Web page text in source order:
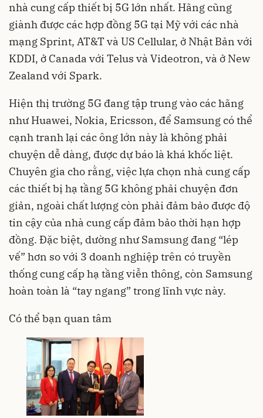
nhà cung cấp thiết bị 5G lớn nhất. Hãng cũng
giành được các hợp đồng 5G tại Mỹ với các nhà
mạng Sprint, AT&T và US Cellular, ở Nhật Bản với
KDDI, ở Canada với Telus và Videotron, và ở New
Zealand với Spark.
Hiện thị trường 5G đang tập trung vào các hãng
như Huawei, Nokia, Ericsson, để Samsung có thể
cạnh tranh lại các ông lớn này là không phải
chuyện dễ dàng, được dự báo là khá khốc liệt.
Chuyên gia cho rằng, việc lựa chọn nhà cung cấp
các thiết bị hạ tầng 5G không phải chuyện đơn
giản, ngoài chất lượng còn phải đảm bảo được độ
tin cậy của nhà cung cấp đảm bảo thời hạn hợp
đồng. Đặc biệt, dường như Samsung đang “lép
vế” hơn so với 3 doanh nghiệp trên có truyền
thống cung cấp hạ tầng viễn thông, còn Samsung
hoàn toàn là “tay ngang” trong lĩnh vực này.
Có thể bạn quan tâm